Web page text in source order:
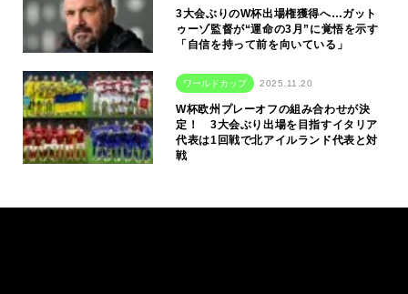
3大会ぶりのW杯出場権獲得へ…ガット
ゥーゾ監督が“運命の3月”に覚悟を示す
「自信を持って前を向いている」
ワールドカップ 2025.11.20
W杯欧州プレーオフの組み合わせが決
定！ 3大会ぶり出場を目指すイタリア
代表は1回戦で北アイルランド代表と対
戦